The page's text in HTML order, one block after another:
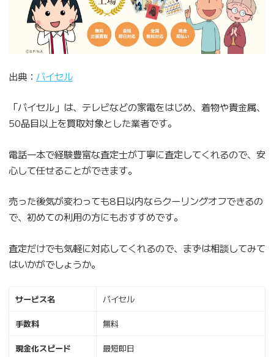
出典： バイセル
「バイセル」は、テレビなどの家電をはじめ、着物や貴金属、
50品目以上を買取対象とした業者です。
電話一本で経験豊富な査定士が丁寧に査定してくれるので、安
心して任せることができます。
売った後気が変わっても8日以内ならクーリングオフできるの
で、初めての利用の方にもおすすめです。
査定だけでも気軽に対応してくれるので、まずは相談してみて
はいかがでしょうか。
サービス名 バイセル
手数料 無料
現金化スピード 最短即日